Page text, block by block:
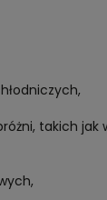
takich jak